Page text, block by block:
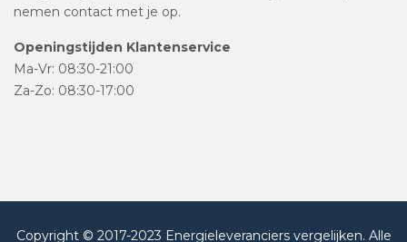
nemen contact met je op.
Openingstijden Klantenservice
Ma-Vr: 08:30-21:00
Za-Zo: 08:30-17:00
Copyright © 2017-2023 Energieleveranciers vergelijken. Alle